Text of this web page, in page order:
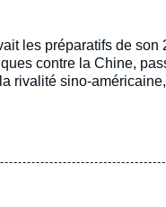
les préparatifs de
contre la Chine,
rivalité sino-